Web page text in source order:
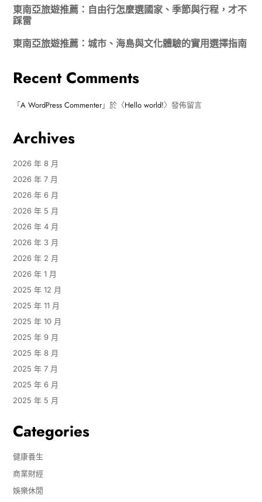
東南亞旅遊推薦：自由行怎麼選國家、季節與行程，才不
踩雷
東南亞旅遊推薦：城市、海島與文化體驗的實用選擇指南
Recent Comments
「A WordPress Commenter」於〈Hello world!〉發佈留言
Archives
2026 年 8 月
2026 年 7 月
2026 年 6 月
2026 年 5 月
2026 年 4 月
2026 年 3 月
2026 年 2 月
2026 年 1 月
2025 年 12 月
2025 年 11 月
2025 年 10 月
2025 年 9 月
2025 年 8 月
2025 年 7 月
2025 年 6 月
2025 年 5 月
Categories
健康養生
商業財經
娛樂休閒